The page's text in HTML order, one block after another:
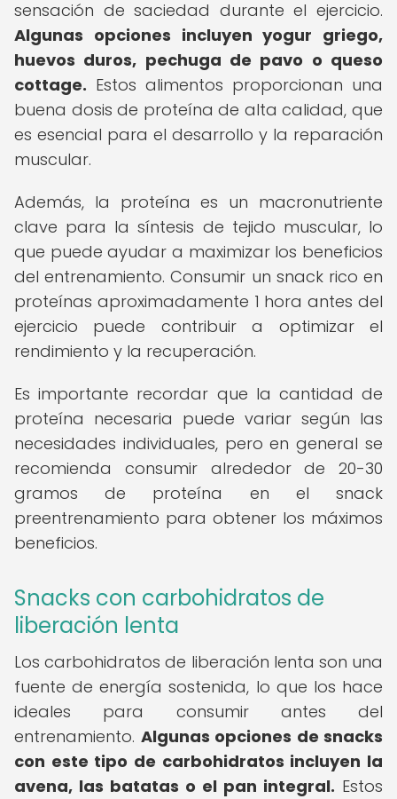
sensación de saciedad durante el ejercicio.
Algunas opciones incluyen yogur griego,
huevos duros, pechuga de pavo o queso
cottage. Estos alimentos proporcionan una
buena dosis de proteína de alta calidad, que
es esencial para el desarrollo y la reparación
muscular.
Además, la proteína es un macronutriente
clave para la síntesis de tejido muscular, lo
que puede ayudar a maximizar los beneficios
del entrenamiento. Consumir un snack rico en
proteínas aproximadamente 1 hora antes del
ejercicio puede contribuir a optimizar el
rendimiento y la recuperación.
Es importante recordar que la cantidad de
proteína necesaria puede variar según las
necesidades individuales, pero en general se
recomienda consumir alrededor de 20-30
gramos de proteína en el snack
preentrenamiento para obtener los máximos
beneficios.
Snacks con carbohidratos de
liberación lenta
Los carbohidratos de liberación lenta son una
fuente de energía sostenida, lo que los hace
ideales para consumir antes del
entrenamiento. Algunas opciones de snacks
con este tipo de carbohidratos incluyen la
avena, las batatas o el pan integral. Estos